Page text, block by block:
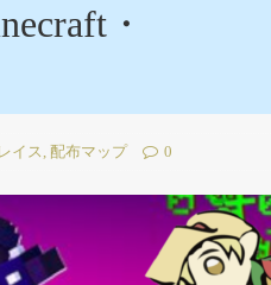
・アイコン・スクリーンセーバー
・
イス , 配布マップ 0